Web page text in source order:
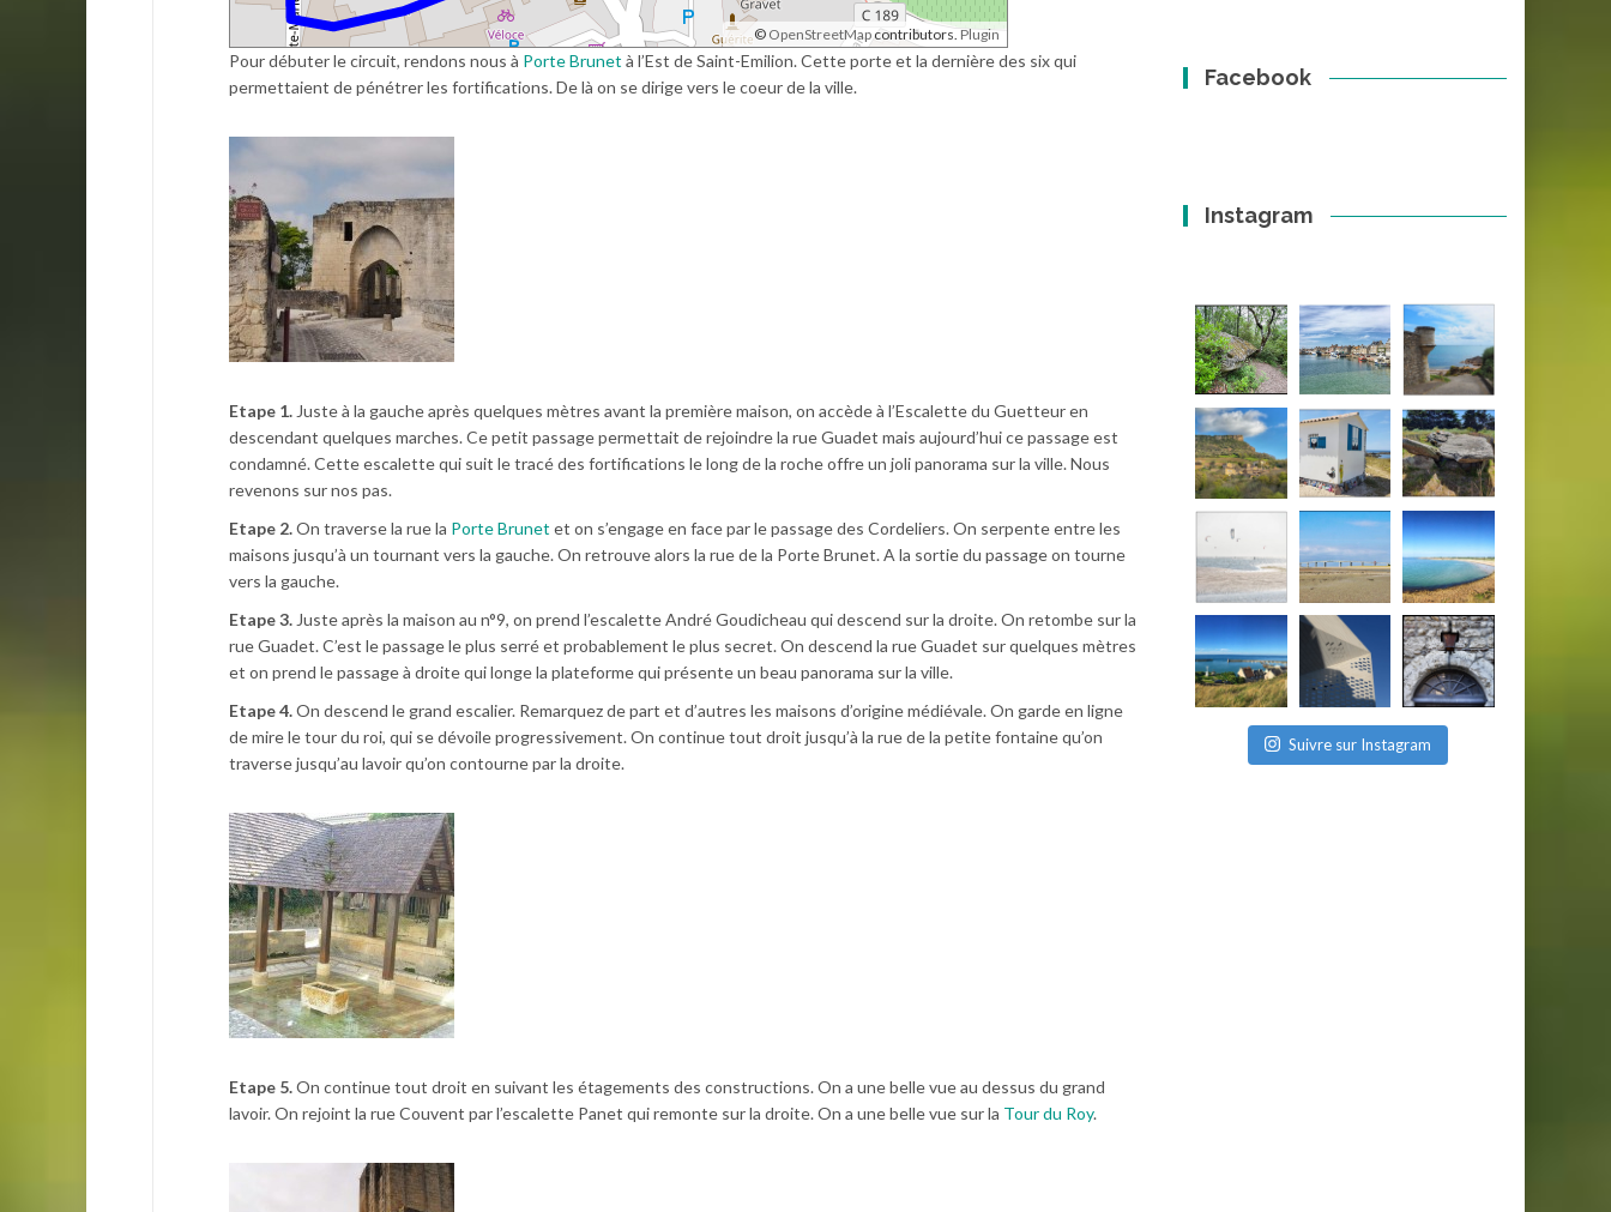
© OpenStreetMapcontributors. Plugin
Pour débuter le circuit, rendons nous à Porte Brunet à l’Est de Saint-Emilion. Cette porte et la dernière des six qui
permettaient de pénétrer les fortifications. De là on se dirige vers le coeur de la ville.
Etape 1. Juste à la gauche après quelques mètres avant la première maison, on accède à l’Escalette du Guetteur en
descendant quelques marches. Ce petit passage permettait de rejoindre la rue Guadet mais aujourd’hui ce passage est
condamné. Cette escalette qui suit le tracé des fortifications le long de la roche offre un joli panorama sur la ville. Nous
revenons sur nos pas.
Etape 2.On traverse la rue la Porte Brunet et on s’engage en face par le passage des Cordeliers. On serpente entre les
maisons jusqu’à un tournant vers la gauche. On retrouve alors la rue de la Porte Brunet. A la sortie du passage on tourne
vers la gauche.
Etape 3. Juste après la maison au n°9, on prend l’escalette André Goudicheau qui descend sur la droite. On retombe sur la
rue Guadet. C’est le passage le plus serré et probablement le plus secret. On descend la rue Guadet sur quelques mètres
et on prend le passage à droite qui longe la plateforme qui présente un beau panorama sur la ville.
Etape 4.On descend le grand escalier. Remarquez de part et d’autres les maisons d’origine médiévale. On garde en ligne
de mire le tour du roi, qui se dévoile progressivement. On continue tout droit jusqu’à la rue de la petite fontaine qu’on
traverse jusqu’au lavoir qu’on contourne par la droite.
Etape 5.On continue tout droit en suivant les étagements des constructions. On a une belle vue au dessus du grand
lavoir. On rejoint la rue Couvent par l’escalette Panet qui remonte sur la droite. On a une belle vue sur la Tour du Roy.
Facebook
Instagram
Suivre sur Instagram